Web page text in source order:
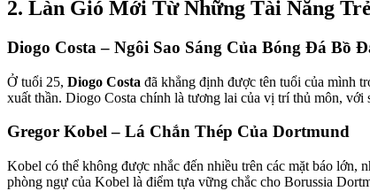
2. Làn Gió Mới Từ Những Tài Năng Trẻ
Diogo Costa – Ngôi Sao Sáng Của Bóng Đá Bồ
Ở tuổi 25, Diogo Costa đã khẳng định được tên tuổi của mình
xuất thần. Diogo Costa chính là tương lai của vị trí thủ môn, với
Gregor Kobel – Lá Chắn Thép Của Dortmund
Kobel có thể không được nhắc đến nhiều trên các mặt báo lớn,
phòng ngự của Kobel là điểm tựa vững chắc cho Borussia